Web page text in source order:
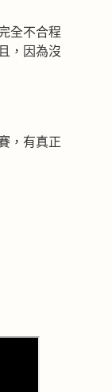
全不合程
，因為沒
，有真正